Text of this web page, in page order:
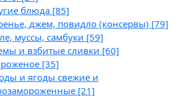
блюда [85]
джем, повидло (консервы) [79]
муссы, самбуки [59]
и взбитые сливки [60]
[35]
и ягоды свежие и
[21]